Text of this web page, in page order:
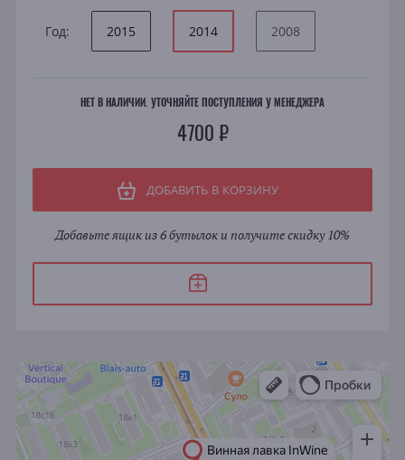
Год: 2015 2014 2008
НЕТ В НАЛИЧИИ. УТОЧНЯЙТЕ ПОСТУПЛЕНИЯ У МЕНЕДЖЕРА
4700 ₽
ДОБАВИТЬ В КОРЗИНУ
Добавьте ящик из 6 бутылок и получите скидку 10%